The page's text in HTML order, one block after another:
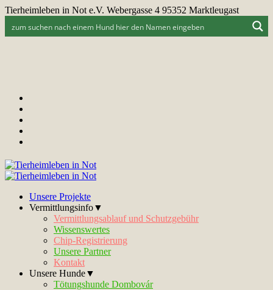
Tierheimleben in Not e.V. Webergasse 4 95352 Marktleugast
Unsere Projekte
Vermittlungsinfo▼
Vermittlungsablauf und Schutzgebühr
Wissenswertes
Chip-Registrierung
Unsere Partner
Kontakt
Unsere Hunde▼
Tötungshunde Dombovár